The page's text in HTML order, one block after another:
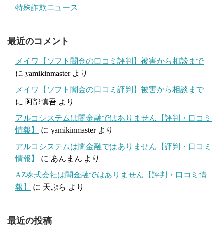
特殊詐欺ニュース
最近のコメント
メイワ【ソフト闇金の口コミ評判】被害から相談まで
に yamikinmasterより
メイワ【ソフト闇金の口コミ評判】被害から相談まで
に 阿部慎吾 より
アルコシステムは闇金融ではありません【評判・口コミ
情報】
に yamikinmasterより
アルコシステムは闇金融ではありません【評判・口コミ
情報】
に あんまん より
AZ株式会社は闇金融ではありません【評判・口コミ情
報】
に 天ぷら より
最近の投稿